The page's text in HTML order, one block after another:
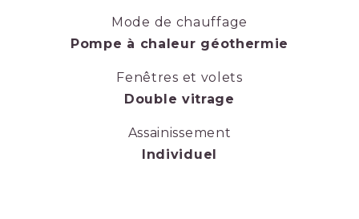
Mode de chauffage
Pompe à chaleur géothermie
Fenêtres et volets
Double vitrage
Assainissement
Individuel